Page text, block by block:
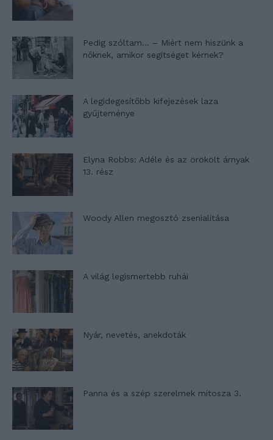
Pedig szóltam… – Miért nem hiszünk a
nőknek, amikor segítséget kérnek?
A legidegesítőbb kifejezések laza
gyűjteménye
Elyna Robbs: Adéle és az örökölt árnyak
13. rész
Woody Allen megosztó zsenialitása
A világ legismertebb ruhái
Nyár, nevetés, anekdoták
Panna és a szép szerelmek mítosza 3.